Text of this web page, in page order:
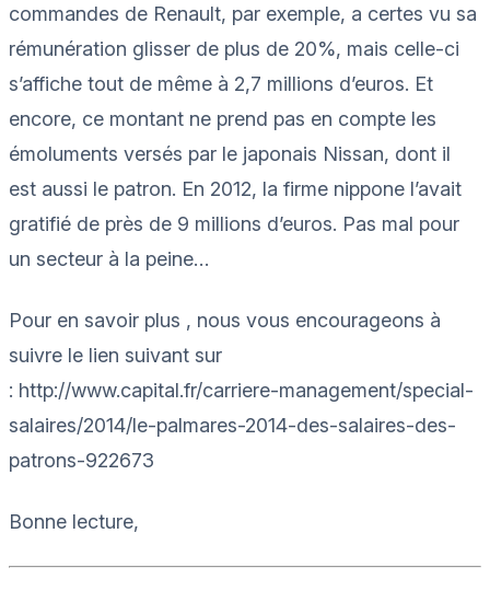
commandes de Renault, par exemple, a certes vu sa
rémunération glisser de plus de 20%, mais celle-ci
s’affiche tout de même à 2,7 millions d’euros. Et
encore, ce montant ne prend pas en compte les
émoluments versés par le japonais Nissan, dont il
est aussi le patron. En 2012, la firme nippone l’avait
gratifié de près de 9 millions d’euros. Pas mal pour
un secteur à la peine…
Pour en savoir plus , nous vous encourageons à
suivre le lien suivant sur
: http://www.capital.fr/carriere-management/special-
salaires/2014/le-palmares-2014-des-salaires-des-
patrons-922673
Bonne lecture,